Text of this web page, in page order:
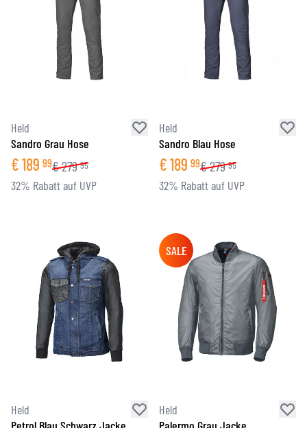
Held
Sandro Grau Hose
€189 99€279 95
32% Rabatt auf UVP
Held
Sandro Blau Hose
€189 99€279 95
32% Rabatt auf UVP
Held
SALE
Held